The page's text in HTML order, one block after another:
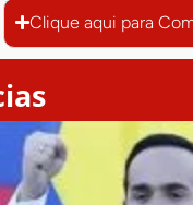
Clique aqui para